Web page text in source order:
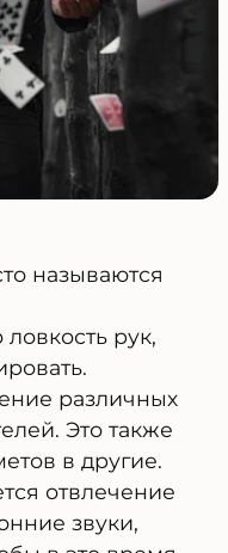
называются
рук,
различных
Это также
в другие.
отвлечение
звуки,